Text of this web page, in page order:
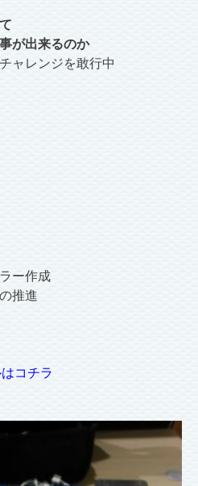
が出来るのか
ャレンジを敢行中
ー作成
推進
コチラ